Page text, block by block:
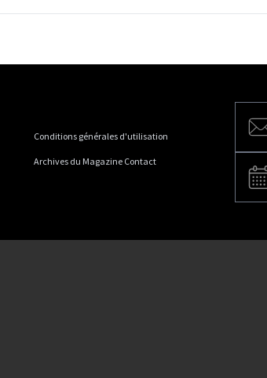
Conditions générales d'utilisation
Archives du Magazine Contact